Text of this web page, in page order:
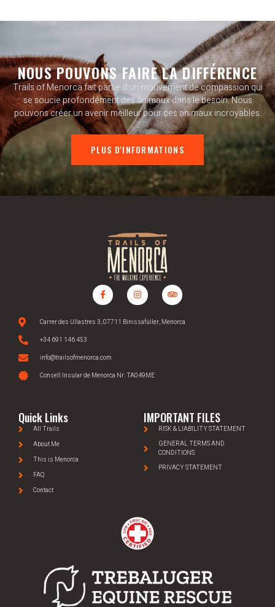
NOUS POUVONS FAIRE LA DIFFÉRENCE
Trails of Menorca fait partie d’un mouvement de compassion qui
se soucie profondément des animaux dans le besoin. Nous
pouvons créer un avenir meilleur pour ces animaux incroyables.
PLUS D'INFORMATIONS
Carrer des Ullastres 3, 07711 Binissafúller, Menorca
+34 691 146 453
info@trailsofmenorca.com
Consell Insular de Menorca Nr: TA049ME
Quick Links
All Trails
About Me
This is Menorca
FAQ
Contact
IMPORTANT FILES
RISK & LIABILITY STATEMENT
GENERAL TERMS AND
CONDITIONS
PRIVACY STATEMENT